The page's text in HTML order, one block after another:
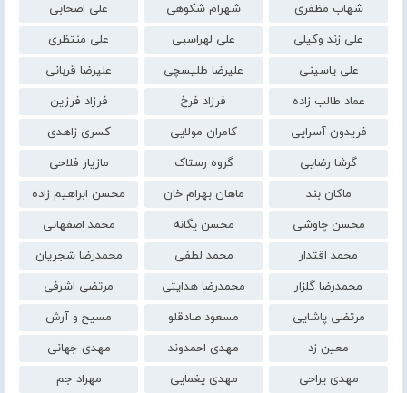
شهاب مظفری
شهرام شکوهی
علی اصحابی
علی زند وکیلی
علی لهراسبی
علی منتظری
علی یاسینی
علیرضا طلیسچی
علیرضا قربانی
عماد طالب زاده
فرزاد فرخ
فرزاد فرزین
فریدون آسرایی
کامران مولایی
کسری زاهدی
گرشا رضایی
گروه رستاک
مازیار فلاحی
ماکان بند
ماهان بهرام خان
محسن ابراهیم زاده
محسن چاوشی
محسن یگانه
محمد اصفهانی
محمد اقتدار
محمد لطفی
محمدرضا شجریان
محمدرضا گلزار
محمدرضا هدایتی
مرتضی اشرفی
مرتضی پاشایی
مسعود صادقلو
مسیح و آرش
معین زد
مهدی احمدوند
مهدی جهانی
مهدی یراحی
مهدی یغمایی
مهراد جم